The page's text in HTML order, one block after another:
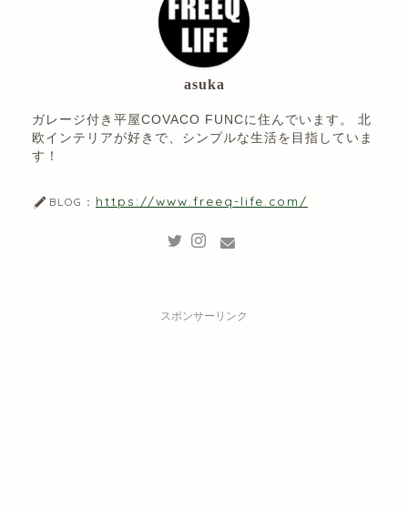
asuka
ガレージ付き平屋COVACO FUNCに住んでいます。 北
欧インテリアが好きで、シンプルな生活を目指していま
す！
BLOG： https://www.freeq-life.com/
スポンサーリンク